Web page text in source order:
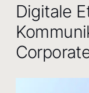
Digitale